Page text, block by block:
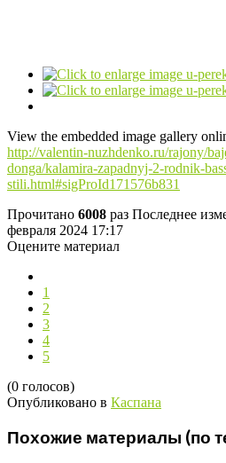
View the embedded image gallery
http://valentin-nuzhdenko.ru/rajony/
donga/kalamira-zapadnyj-2-rodnik-
stili.html#sigProId171576b831
Прочитано 6008 раз Последнее
февраля 2024 17:17
Оцените материал
1
2
3
4
5
(0 голосов)
Опубликовано в Каспана
Похожие материалы (по